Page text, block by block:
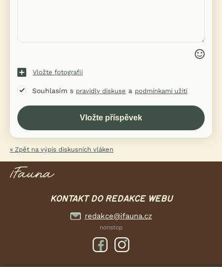
Vložte fotografii
Souhlasím s pravidly diskuse a podmínkami užití
« Zpět na výpis diskusních vláken
KONTAKT DO REDAKCE WEBU
redakce@ifauna.cz
nonstop